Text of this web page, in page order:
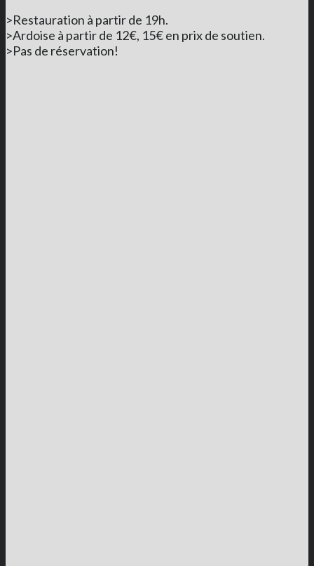
>Restauration à partir de 19h.
>Ardoise à partir de 12€, 15€ en prix de soutien.
>Pas de réservation!